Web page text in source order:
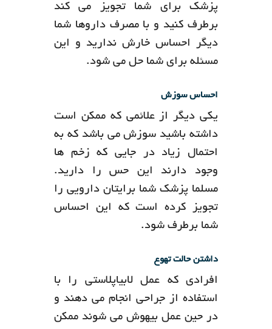
پزشک برای شما تجویز می کند
برطرف کنید و با مصرف داروها شما
دیگر احساس خارش ندارید و این
مسئله برای شما حل می شود.
احساس سوزش
یکی دیگر از علائمی که ممکن است
داشته باشید سوزش می باشد که به
احتمال زیاد در جایی که زخم ها
وجود دارند این حس را دارید.
مسلما پزشک شما برایتان دارویی را
تجویز کرده است که این احساس
شما برطرف شود.
داشتن حالت تهوع
افرادی که عمل لابیاپلاستی را با
استفاده از جراحی انجام می دهند و
در حین عمل بیهوش می شوند ممکن